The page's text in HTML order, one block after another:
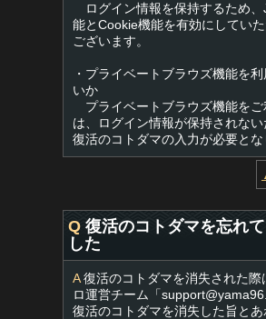
ログイン情報を保持するため
能とCookie機能を有効にしてい
ございます。
・プライベートブラウズ機能を
いか
プライベートブラウズ機能をご
は、ログイン情報が保持されない
復活のコトダマの入力が必要とな
Q 復活のコトダマを忘れ
した
A復活のコトダマを消失された際
ロ運営チーム「
復活のコトダマを消失した旨と